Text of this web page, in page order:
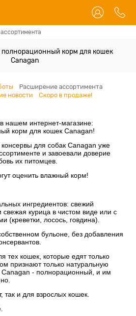
корм для кошек
Canagan
Расширение ассортимента
новости
Скоро в продаже!
нашем интернет-магазине:
корм для кошек Canagan!
для собак Canagan уже
и завоевали доверие
их питомцев.
оценить влажный корм!
ингредиентов: свежий
свежая курица в чистом виде или с
(креветки, лосось, говдина).
бульоне, без добавления
тех кошек, которые едят только
признают только натуральную
Canagan - полнорационный, и им
так и для взрослых кошек.